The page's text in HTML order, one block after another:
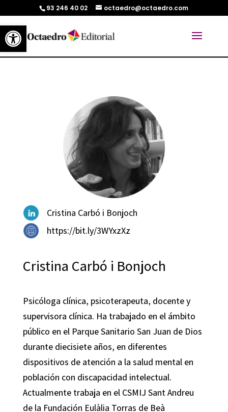
Abrir barra de herramientas
93 246 40 02 octaedro@octaedro.com
Cristina Carbó i Bonjoch
https://bit.ly/3WYxzXz
Cristina Carbó i Bonjoch
Psicóloga clínica, psicoterapeuta, docente y
supervisora ​​clínica. Ha trabajado en el ámbito
público en el Parque Sanitario San Juan de Dios
durante diecisiete años, en diferentes
dispositivos de atención a la salud mental en
población con discapacidad intelectual.
Actualmente trabaja en el CSMIJ Sant Andreu
de la Fundación Eulàlia Torras de Beà